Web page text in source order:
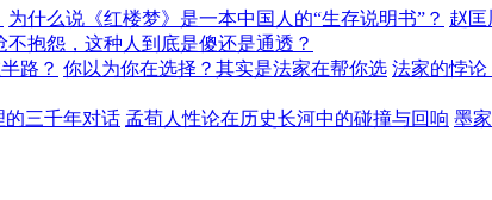
为什么说《红楼梦》是一本中国人的“生存说明书”？ 赵匡
不抱怨，这种人到底是傻还是通透？
路？ 你以为你在选择？其实是法家在帮你选 法家的悖论
的三千年对话 孟荀人性论在历史长河中的碰撞与回响 墨